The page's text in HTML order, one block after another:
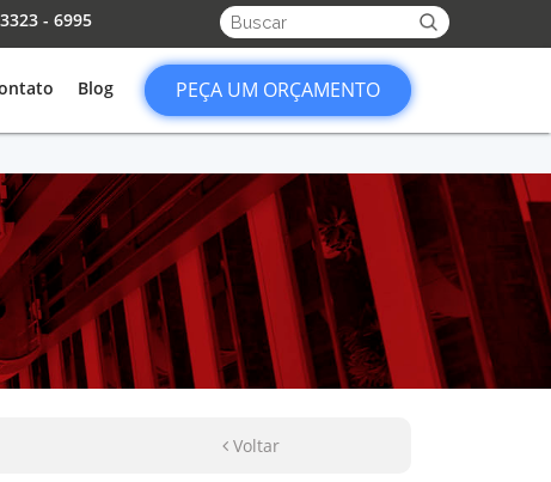
- 6995
Blog PEÇA UM ORÇAMENTO
Voltar